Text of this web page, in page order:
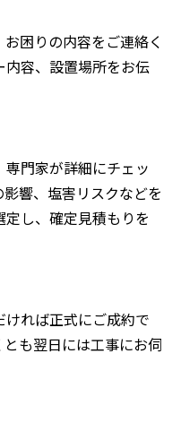
困りの内容をご連絡く
容、設置場所をお伝
門家が詳細にチェッ
響、塩害リスクなどを
し、確定見積もりを
れば正式にご成約で
も翌日には工事にお伺